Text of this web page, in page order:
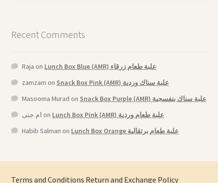
Recent Comments
Raja on
Lunch Box Blue (AMR) علبة طعام زرقاء
zamzam on
Snack Box Pink (AMR) علبة سناك وردية
Masooma Murad on
Snack Box Purple (AMR) علبة سناك بنفسجية
ام جنى on
Lunch Box Pink (AMR) علبة طعام وردية
Habib Salman on Lunch Box Orange علبة طعام برتقالية
Terms and Conditions Return and Exchange Policy